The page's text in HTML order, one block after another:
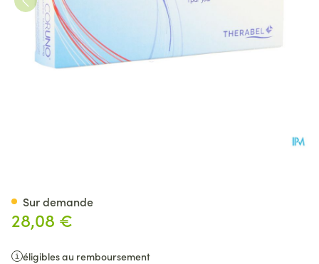
28,08 €
éligibles au remboursement
Sur demande